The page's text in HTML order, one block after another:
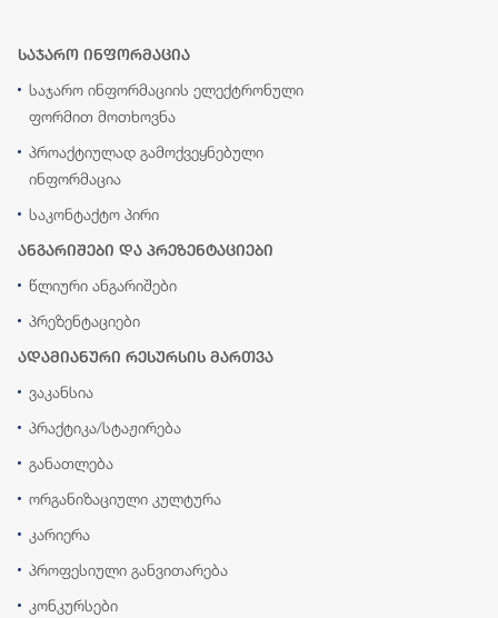
საჯარო ინფორმაცია
საჯარო ინფორმაციის ელექტრონული
ფორმით მოთხოვნა
პროაქტიულად გამოქვეყნებული
ინფორმაცია
საკონტაქტო პირი
ანგარიშები და პრეზენტაციები
წლიური ანგარიშები
პრეზენტაციები
ადამიანური რესურსის მართვა
ვაკანსია
პრაქტიკა/სტაჟირება
განათლება
ორგანიზაციული კულტურა
კარიერა
პროფესიული განვითარება
კონკურსები